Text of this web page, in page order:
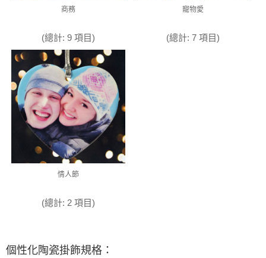
商務
(總計: 9 項目)
寵物愛
(總計: 7 項目)
情人節
(總計: 2 項目)
個性化陶瓷掛飾規格：